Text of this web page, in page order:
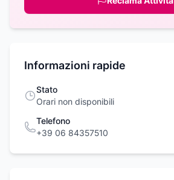
Informazioni rapide
Stato
Orari non disponibili
Telefono
+39 06 84357510